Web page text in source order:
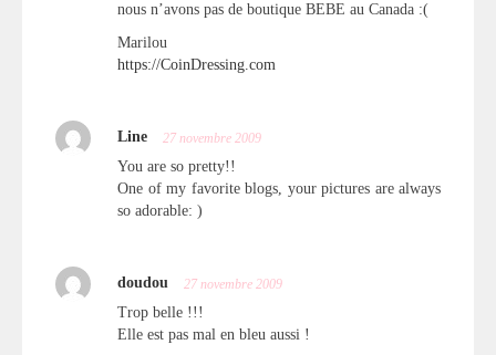
nous n’avons pas de boutique BEBE au Canada :(
Marilou
https://CoinDressing.com
Line 27 novembre 2009
You are so pretty!!
One of my favorite blogs, your pictures are always
so adorable: )
doudou 27 novembre 2009
Trop belle !!!
Elle est pas mal en bleu aussi !